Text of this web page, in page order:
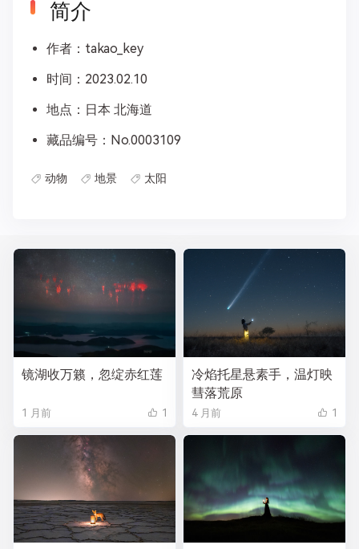
简介
作者：takao_key
时间：2023.02.10
地点：日本 北海道
藏品编号：No.0003109
动物 地景 太阳
镜湖收万籁，忽绽赤红莲
1 月前 1
冷焰托星悬素手，温灯映
彗落荒原
4 月前 1